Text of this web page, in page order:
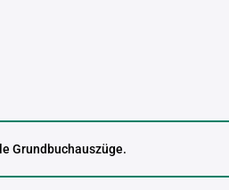
Grundbuchauszüge.